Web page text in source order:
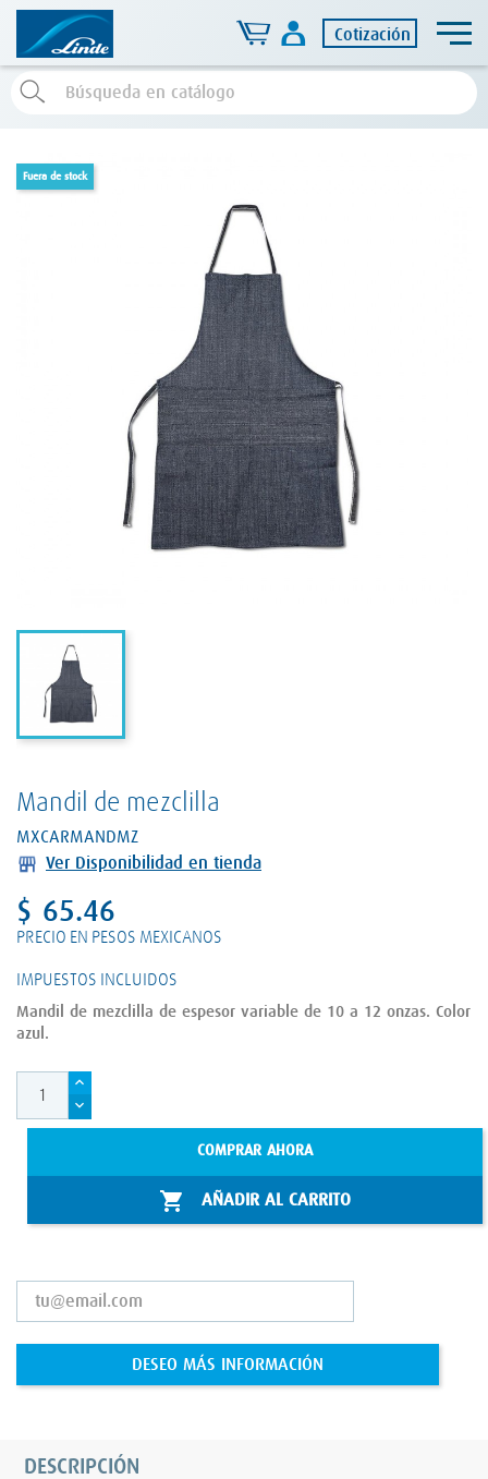
Cotización
fuera de stock
Mandil de mezclilla
MXCARMANDMZ
Ver Disponibilidad en tienda
$ 65.46
PRECIO EN PESOS MEXICANOS
IMPUESTOS INCLUIDOS
Mandil de mezclilla de espesor variable de 10 a 12 onzas. Color
azul.
COMPRAR AHORA
 AÑADIR AL CARRITO
DESEO MÁS INFORMACIÓN
DESCRIPCIÓN